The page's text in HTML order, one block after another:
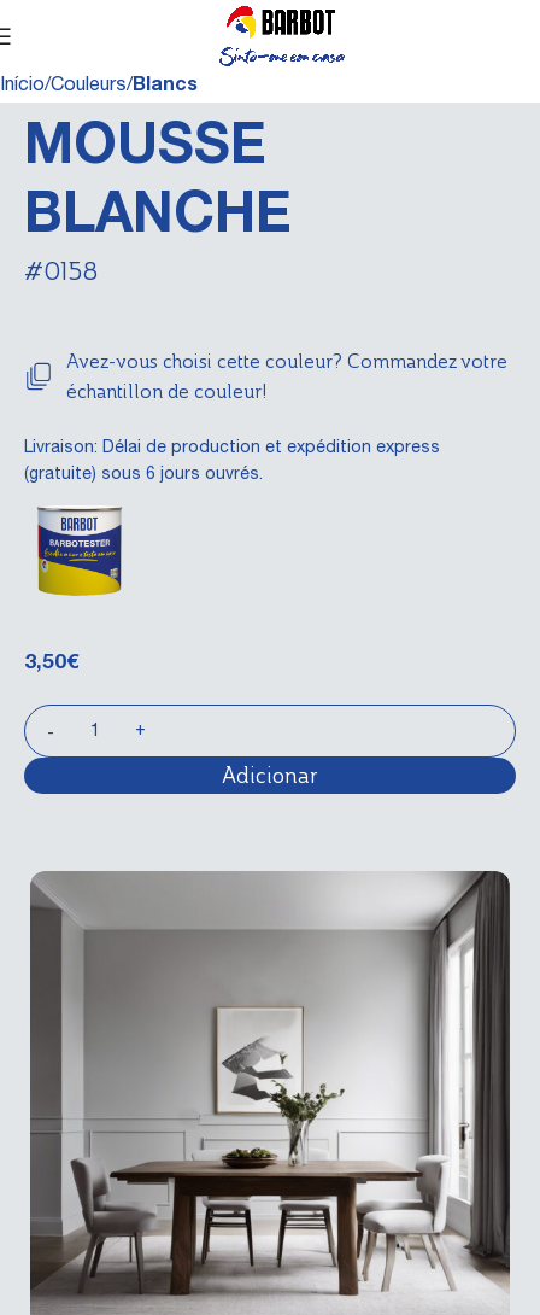
Início Couleurs Blancs
MOUSSE
BLANCHE
#0158
Avez-vous choisi cette couleur? Commandez votre
échantillon de couleur!
Livraison: Délai de production et expédition express
(gratuite) sous 6 jours ouvrés.
3,50€
Adicionar